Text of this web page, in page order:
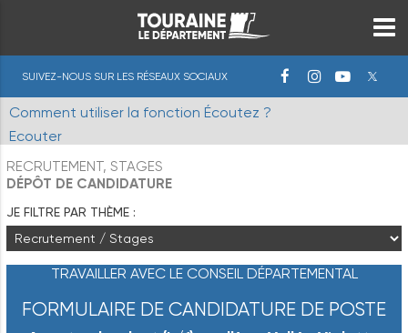
SUIVEZ-NOUS SUR LES RÉSEAUX SOCIAUX
Comment utiliser la fonction Écoutez ?
Ecouter
RECRUTEMENT, STAGES
DÉPÔT DE CANDIDATURE
JE FILTRE PAR THÈME :
TRAVAILLER AVEC LE CONSEIL DÉPARTEMENTAL
FORMULAIRE DE CANDIDATURE DE POSTE